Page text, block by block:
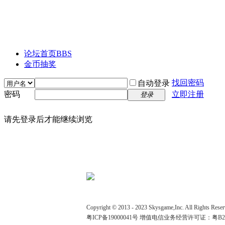
论坛首页BBS
金币抽奖
自动登录 找回密码
密码
登录 立即注册
请先登录后才能继续浏览
Copyright © 2013 - 2023 Skysgame,Inc. All Rights
粤ICP备19000041号 增值电信业务经营许可证：粤